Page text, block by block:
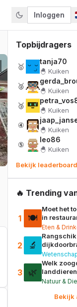
Inloggen
Topbijdragers
🥇
tanja70
🐣 Kuiken
🥈
🐣 Kuiken
🥉
🐣 Kuiken
④
🐣 Kuiken
⑤
leo86
🐣 Kuiken
Bekijk
🔥 Trending
1 🍽️
Moet het
in
worden,
huisdier
Eten &
2 🔬
vroegst
3 🌿
Welk
Natuur &
Bekijk